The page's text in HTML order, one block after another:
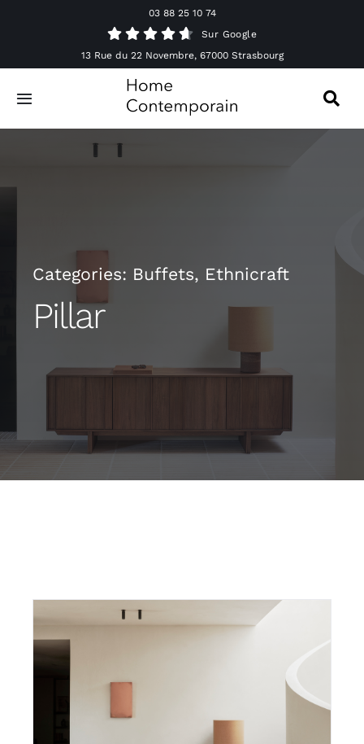
03 88 25 10 74
Sur Google
13 Rue du 22 Novembre, 67000 Strasbourg
Toggle
Navigation
Categories: Buffets, Ethnicraft
Pillar